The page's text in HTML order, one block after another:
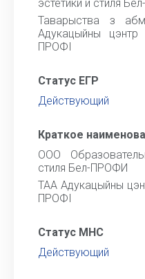
эстетики и стиля
Таварыства з
Адукацыйны цэнтр
ПРОФІ
Статус ЕГР
Действующий
Краткое
ООО
стиля Бел-ПРОФИ
ТАА Адукацыйны
ПРОФІ
Статус МНС
Действующий